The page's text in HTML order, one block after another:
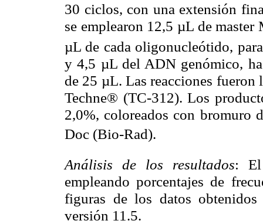
30 ciclos, con una extensión
se emplearon 12,5 µL de
µL de cada oligonucleótido,
y 4,5 µL del ADN genómico,
de 25 µL. Las reacciones fueron
Techne® (TC-312). Los
2,0%, coloreados con bromuro
Doc (Bio-Rad).
Análisis de los resultados: El
empleando porcentajes de
figuras de los datos obtenidos
versión 11.5.